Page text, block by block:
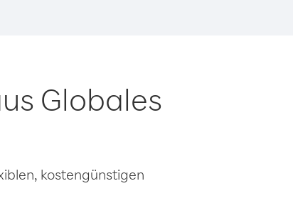
Globales
kostengünstigen